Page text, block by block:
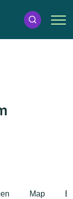
Map